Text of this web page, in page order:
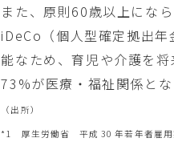
また、原則60歳以上にな
iDeCo（個人型確定拠出
能なため、育児や介護を
73%が医療・福祉関係と
（出所）
*1 厚生労働省 平成 30 年若年者雇用